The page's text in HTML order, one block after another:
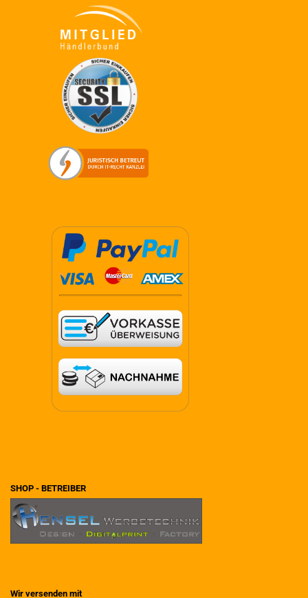
SHOP - BETREIBER
Wir versenden mit